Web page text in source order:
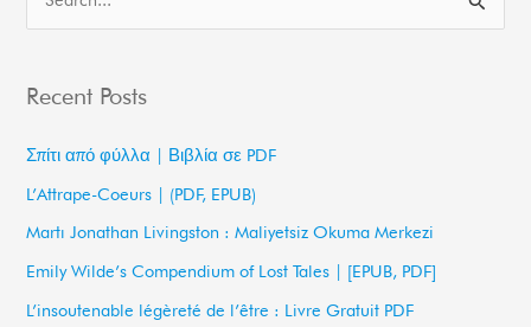
r
r
:
Recent Posts
Σπίτι από φύλλα | Βιβλία σε PDF
L’Attrape-Coeurs | (PDF, EPUB)
Martı Jonathan Livingston : Maliyetsiz Okuma Merkezi
Emily Wilde’s Compendium of Lost Tales | [EPUB, PDF]
L’insoutenable légèreté de l’être : Livre Gratuit PDF